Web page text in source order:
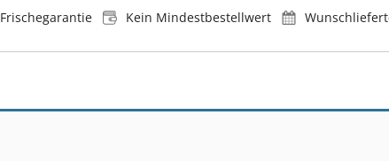
Frischegarantie Kein Mindestbestellwert